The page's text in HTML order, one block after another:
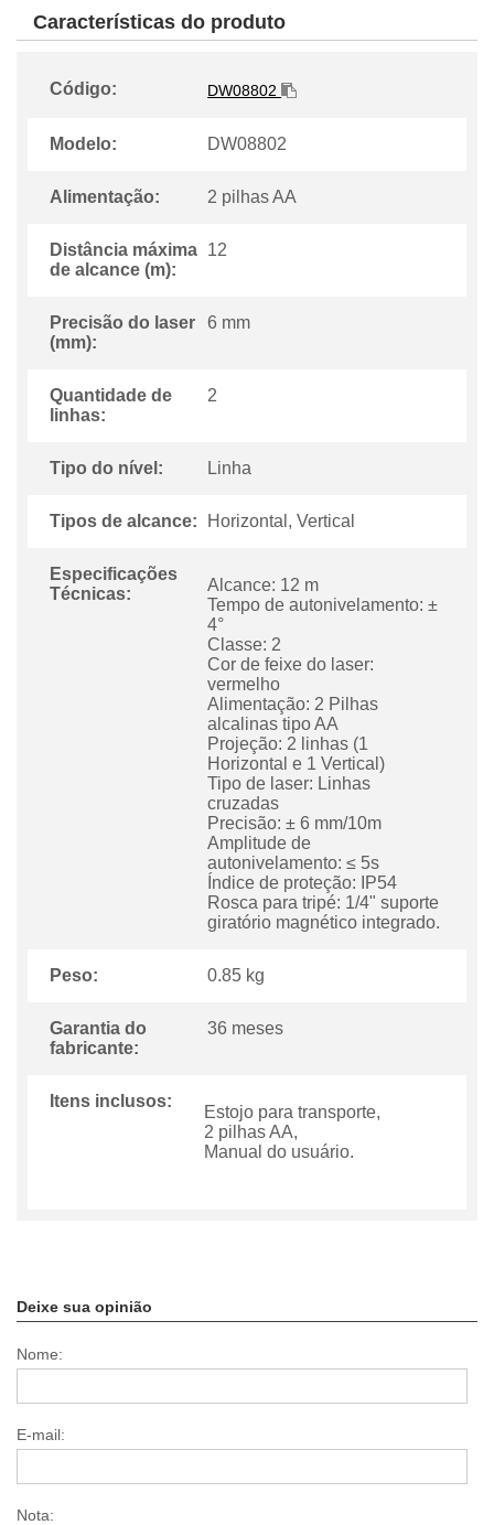
Características do produto
Código: DW08802
Modelo: DW08802
Alimentação: 2 pilhas AA
Distância máxima
de alcance (m):
12
Precisão do laser
(mm):
6 mm
Quantidade de
linhas:
2
Tipo do nível: Linha
Tipos de alcance: Horizontal, Vertical
Especificações
Técnicas:
Alcance: 12 m
Tempo de autonivelamento: ±
4
Classe: 2
Cor de feixe do laser:
vermelho
Alimentação: 2 Pilhas
alcalinas tipo AA
Projeção: 2 linhas (1
Horizontal e 1 Vertical)
Tipo de laser: Linhas
cruzadas
Precisão: ± 6 mm/10m
Amplitude de
autonivelamento: ≤ 5s
Índice de proteção: IP54
Rosca para tripé: 1/4" suporte
giratório magnético integrado.
Peso: 0.85 kg
Garantia do
fabricante:
36 meses
Itens inclusos:
Estojo para transporte,
2 pilhas AA,
Manual do usuário.
Deixe sua opinião
Nome:
E-mail:
Nota: